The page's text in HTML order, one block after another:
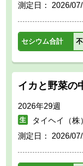
測定日： 2026/
セシウム合計
イカと野菜の
2026年29週
タイヘイ（株
測定日： 2026/